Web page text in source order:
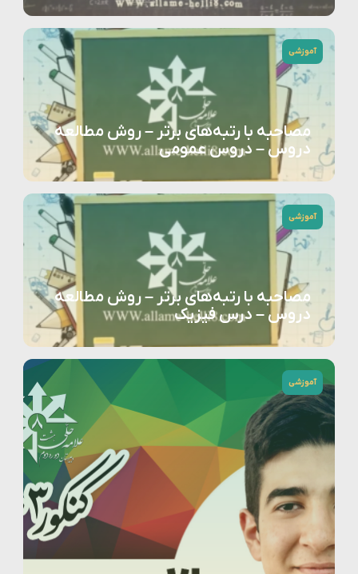
مصاحبه با رتبه‌های برتر – روش مطالعه
دروس – دروس عمومی
آموزشی
مصاحبه با رتبه‌های برتر – روش مطالعه
دروس – درس فیزیک
آموزشی
آموزشی